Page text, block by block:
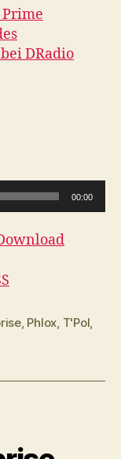
Prime
DRadio
00:00
, Phlox T'Pol